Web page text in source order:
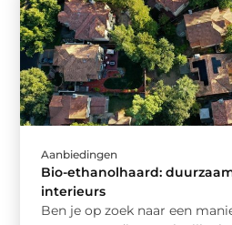
Aanbiedingen
Bio-ethanolhaard:
interieurs
Ben je op zoek naar een